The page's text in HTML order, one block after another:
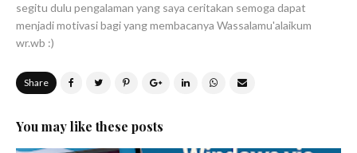
segitu dulu pengalaman yang saya ceritakan semoga dapat
menjadi motivasi bagi yang membacanya Wassalamu'alaikum
wr.wb :)
Share
You may like these posts